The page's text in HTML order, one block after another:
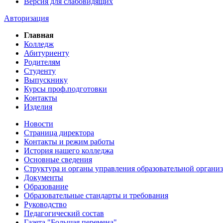
Авторизация
Главная
Колледж
Абитуриенту
Родителям
Студенту
Выпускнику
Курсы проф.подготовки
Контакты
Изделия
Новости
Страница директора
Контакты и режим работы
История нашего колледжа
Основные сведения
Структура и органы управления образовательной
Документы
Образование
Образовательные стандарты и требования
Руководство
Педагогический состав